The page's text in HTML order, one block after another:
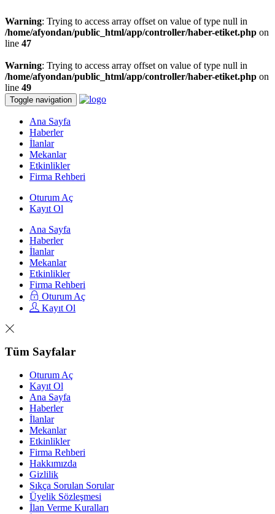
Warning: Trying to access array offset on value of type null in
/home/afyondan/public_html/app/controller/haber-etiket.php on
line 47
Warning: Trying to access array offset on value of type null in
/home/afyondan/public_html/app/controller/haber-etiket.php on
line 49
Toggle navigation
Ana Sayfa
Haberler
İlanlar
Mekanlar
Etkinlikler
Firma Rehberi
Oturum Aç
Kayıt Ol
Ana Sayfa
Haberler
İlanlar
Mekanlar
Etkinlikler
Firma Rehberi
Oturum Aç
Kayıt Ol
Tüm Sayfalar
Oturum Aç
Kayıt Ol
Ana Sayfa
Haberler
İlanlar
Mekanlar
Etkinlikler
Firma Rehberi
Hakkımızda
Gizlilik
Sıkça Sorulan Sorular
Üyelik Sözleşmesi
İlan Verme Kuralları